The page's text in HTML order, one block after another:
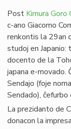
Post Kimura Goro
c-ano Giacomo
renkontis la 29an
studoj en
docento de la
japana e-movado.
Sendajo (foje
Sendado),
La prezidanto de
donacon la